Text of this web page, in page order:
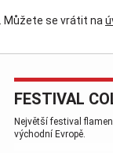
Můžete se vrátit na
FESTIVAL
Největší festival
východní Evropě.